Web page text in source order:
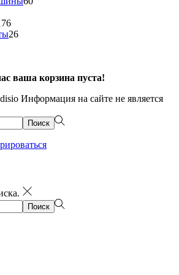
176
товаров
2626
ваша корзина пуста!
Информация на сайте не является
Поиск
Поиск